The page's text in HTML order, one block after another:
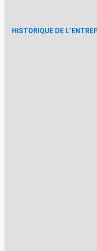
HISTORIQUE DE